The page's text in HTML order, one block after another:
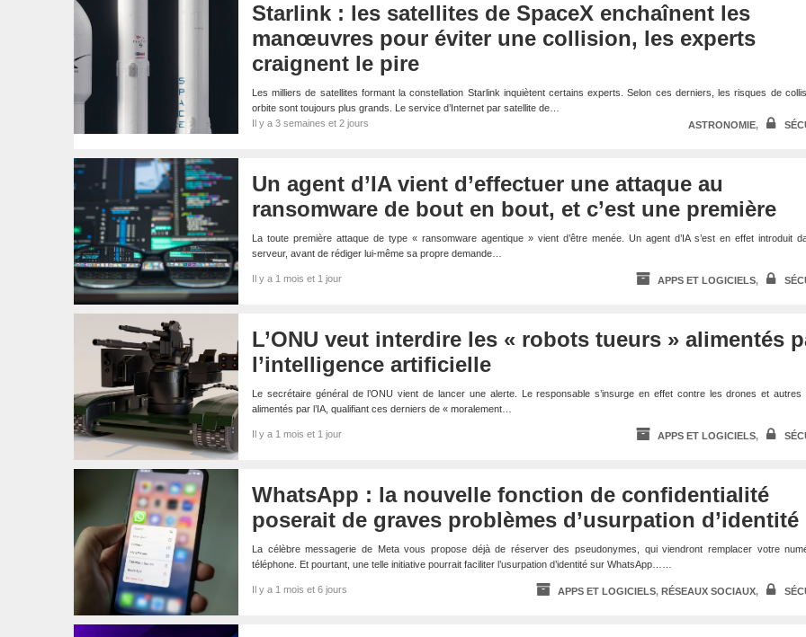
Starlink : les satellites de SpaceX enchaînent les
manœuvres pour éviter une collision, les experts
craignent le pire
Les milliers de satellites formant la constellation Starlink inquiètent certains experts. Selon ces derniers, les risques de
orbite sont toujours plus grands. Le service d’Internet par satellite de…
Il y a 3 semaines et 2 jours
ASTRONOMIE,
Un agent d’IA vient d’effectuer une attaque au
ransomware de bout en bout, et c’est une première
La toute première attaque de type « ransomware agentique » vient d’être menée. Un agent d’IA s’est en effet introduit
serveur, avant de rédiger lui-même sa propre demande…
Il y a 1 mois et 1 jour APPS ET LOGICIELS,
L’ONU veut interdire les « robots tueurs » alimentés
l’intelligence artificielle
Le secrétaire général de l’ONU vient de lancer une alerte. Le responsable s’insurge en effet contre les drones et autres
alimentés par l’IA, qualifiant ces derniers de « moralement…
Il y a 1 mois et 1 jour APPS ET LOGICIELS,
WhatsApp : la nouvelle fonction de confidentialité
poserait de graves problèmes d’usurpation d’identité
La célèbre messagerie de Meta vous propose déjà de réserver des pseudonymes, qui viendront remplacer votre
téléphone. Et pourtant, une telle initiative pourrait faciliter l’usurpation d’identité sur WhatsApp……
Il y a 1 mois et 6 jours APPS ET LOGICIELS, RÉSEAUX SOCIAUX,